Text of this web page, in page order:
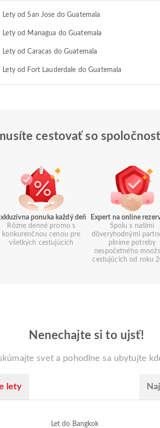
Lety od San Jose do Guatemala
Lety od Managua do Guatemala
Lety od Caracas do Guatemala
Lety od Fort Lauderdale do Guatemala
cestovať so
ponuka každý deň
Rôzne denné promo s
konkurenčnou cenou pre
všetkých cestujúcich
Expert na online
Spolu s našimi
dôveryhodnými
plníme potreby
nespočetného
cestujúcich od roku
Nenechajte si to ujsť!
svet a pohodlne sa ubytujte
lety
Let do Bangkok